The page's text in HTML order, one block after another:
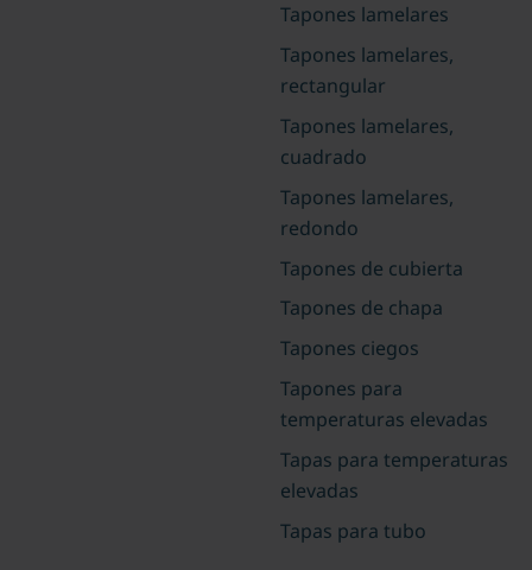
Tapones lamelares
Tapones lamelares,
rectangular
Tapones lamelares,
cuadrado
Tapones lamelares,
redondo
Tapones de cubierta
Tapones de chapa
Tapones ciegos
Tapones para
temperaturas elevadas
Tapas para temperaturas
elevadas
Tapas para tubo